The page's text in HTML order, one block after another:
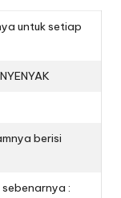
untuk setiap
berisi
: